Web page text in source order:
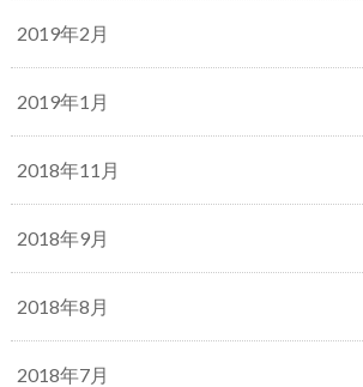
2019年2月
2019年1月
2018年11月
2018年9月
2018年8月
2018年7月